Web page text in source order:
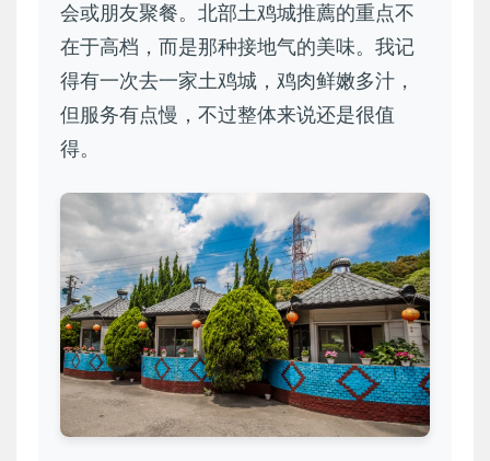
会或朋友聚餐。北部土鸡城推薦的重点不
在于高档，而是那种接地气的美味。我记
得有一次去一家土鸡城，鸡肉鲜嫩多汁，
但服务有点慢，不过整体来说还是很值
得。